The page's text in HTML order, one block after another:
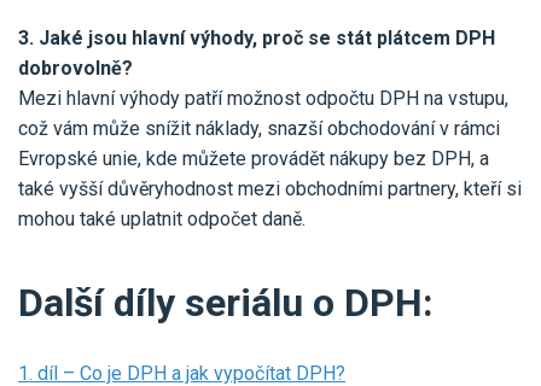
3. Jaké jsou hlavní výhody, proč se stát plátcem DPH
dobrovolně?
Mezi hlavní výhody patří možnost odpočtu DPH na vstupu,
což vám může snížit náklady, snazší obchodování v rámci
Evropské unie, kde můžete provádět nákupy bez DPH, a
také vyšší důvěryhodnost mezi obchodními partnery, kteří si
mohou také uplatnit odpočet daně.
Další díly seriálu o DPH:
1. díl – Co je DPH a jak vypočítat DPH?